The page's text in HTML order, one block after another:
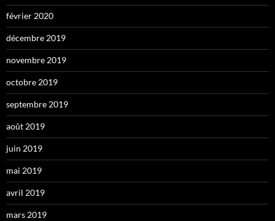
février 2020
décembre 2019
novembre 2019
octobre 2019
septembre 2019
août 2019
juin 2019
mai 2019
avril 2019
mars 2019